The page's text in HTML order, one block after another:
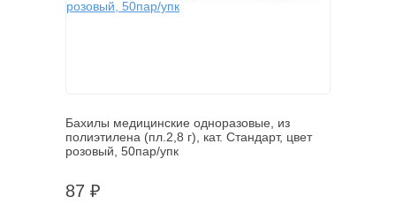
Бахилы медицинские одноразовые, из
полиэтилена (пл.2,8 г), кат. Стандарт, цвет
розовый, 50пар/упк
87 ₽